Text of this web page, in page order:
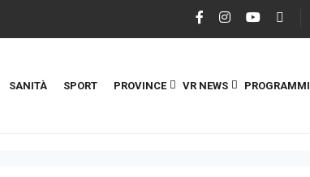
SANITÀ SPORT PROVINCE VR NEWS PROGRAMMI